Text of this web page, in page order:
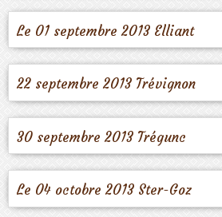
Le 01 septembre 2013 Elliant
22 septembre 2013 Trévignon
30 septembre 2013 Trégunc
Le 04 octobre 2013 Ster-Goz